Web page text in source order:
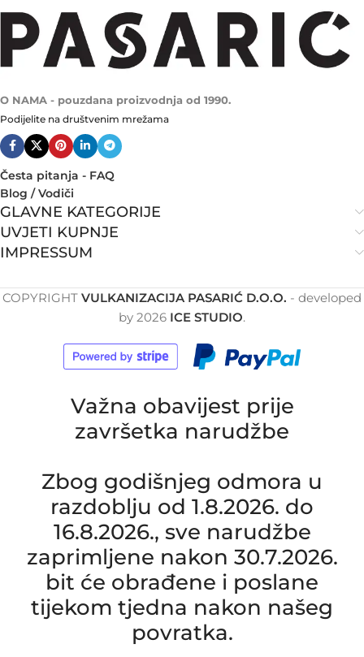
O NAMA - pouzdana proizvodnja od 1990.
Podijelite na društvenim mrežama
Česta pitanja - FAQ
Blog / Vodiči
GLAVNE KATEGORIJE
UVJETI KUPNJE
IMPRESSUM
COPYRIGHT VULKANIZACIJA PASARIĆ D.O.O. - developed
by 2026 ICE STUDIO.
Važna obavijest prije
završetka narudžbe
Zbog godišnjeg odmora u
razdoblju od 1.8.2026. do
16.8.2026., sve narudžbe
zaprimljene nakon 30.7.2026.
bit će obrađene i poslane
tijekom tjedna nakon našeg
povratka.